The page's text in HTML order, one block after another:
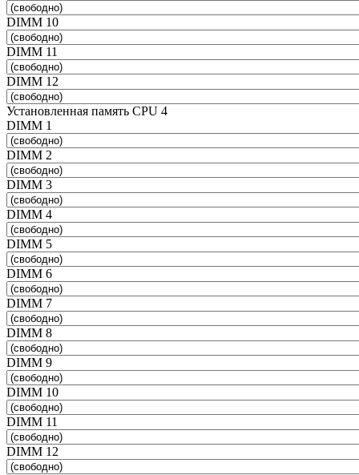
DIMM 10
DIMM 11
DIMM 12
Установленная память CPU 4
DIMM 1
DIMM 2
DIMM 3
DIMM 4
DIMM 5
DIMM 6
DIMM 7
DIMM 8
DIMM 9
DIMM 10
DIMM 11
DIMM 12